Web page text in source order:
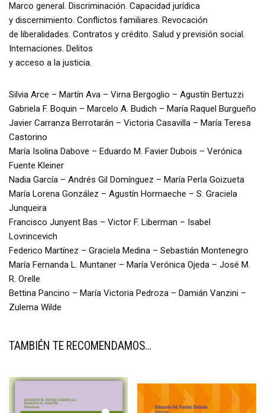
Marco general. Discriminación. Capacidad jurídica
y discernimiento. Conflictos familiares. Revocación
de liberalidades. Contratos y crédito. Salud y previsión social.
Internaciones. Delitos
y acceso a la justicia.
Silvia Arce – Martín Ava – Virna Bergoglio – Agustín Bertuzzi
Gabriela F. Boquin – Marcelo A. Budich – María Raquel Burgueño
Javier Carranza Berrotarán – Victoria Casavilla – María Teresa
Castorino
María Isolina Dabove – Eduardo M. Favier Dubois – Verónica
Fuente Kleiner
Nadia García – Andrés Gil Domínguez – María Perla Goizueta
María Lorena González – Agustín Hormaeche – S. Graciela
Junqueira
Francisco Junyent Bas – Victor F. Liberman – Isabel
Lovrincevich
Federico Martínez – Graciela Medina – Sebastián Montenegro
María Fernanda L. Muntaner – María Verónica Ojeda – José M.
R. Orelle
Bettina Pancino – María Victoria Pedroza – Damián Vanzini –
Zulema Wilde
TAMBIÉN TE RECOMENDAMOS…